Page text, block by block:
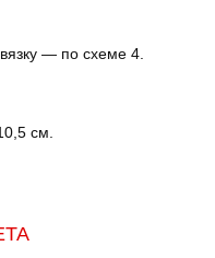
— по схеме 4.
см.